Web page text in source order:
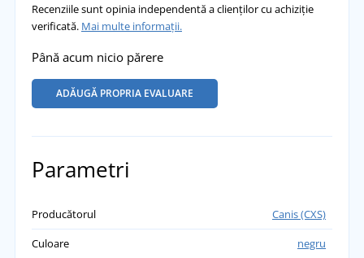
Recenziile sunt opinia independentă a clienților cu achiziție
verificată. Mai multe informații.
Până acum nicio părere
ADĂUGĂ PROPRIA EVALUARE
Parametri
Producătorul
Canis (CXS)
Culoare
negru